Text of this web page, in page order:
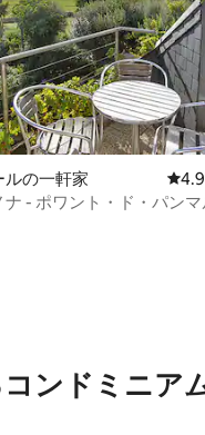
星中5つ星の平均評価
ルの一軒家 レビ
ナ - ポワント・ド・パンマ
ンドミニア